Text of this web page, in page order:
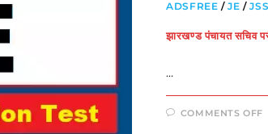
ADSFREE /JE /
झारखण्ड पंचायत सचिव
…
COMMENTS OFF